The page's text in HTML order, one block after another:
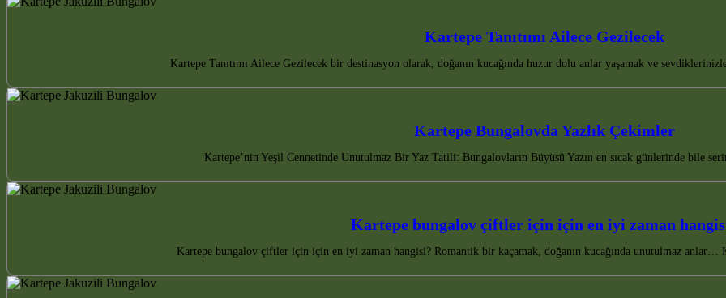
Kartepe Tanıtımı Ailece Gezilecek
Kartepe Tanıtımı Ailece Gezilecek bir destinasyon olarak, doğanın kucağında huzur dolu anlar yaşamak ve
Kartepe Bungalovda Yazlık Çekimler
Kartepe’nin Yeşil Cennetinde Unutulmaz Bir Yaz Tatili: Bungalovların Büyüsü Yazın en sıcak günlerinde bile
Kartepe bungalov çiftler için için en iyi zaman
Kartepe bungalov çiftler için için en iyi zaman hangisi? Romantik bir kaçamak, doğanın kucağında unutulmaz anlar…